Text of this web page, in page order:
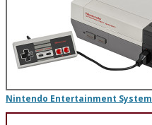
Nintendo Entertainment System